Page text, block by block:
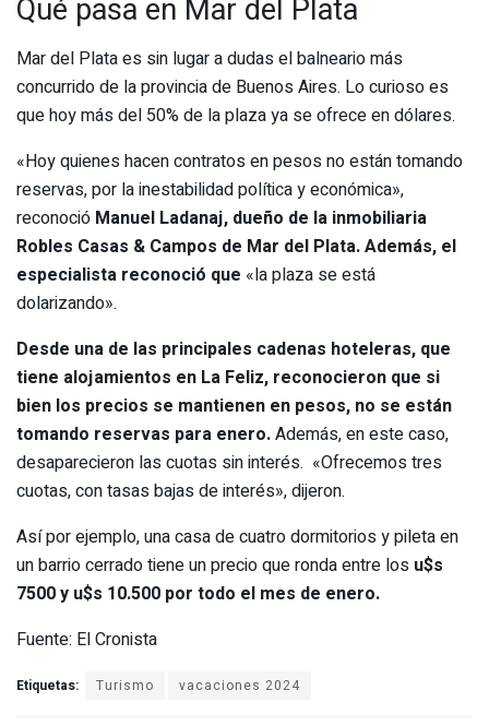
Qué pasa en Mar del Plata
Mar del Plata es sin lugar a dudas el balneario más
concurrido de la provincia de Buenos Aires. Lo curioso es
que hoy más del 50% de la plaza ya se ofrece en dólares.
«Hoy quienes hacen contratos en pesos no están tomando
reservas, por la inestabilidad política y económica»,
reconoció Manuel Ladanaj, dueño de la inmobiliaria
Robles Casas & Campos de Mar del Plata. Además, el
especialista reconoció que «la plaza se está
dolarizando».
Desde una de las principales cadenas hoteleras, que
tiene alojamientos en La Feliz, reconocieron que si
bien los precios se mantienen en pesos, no se están
tomando reservas para enero.Además, en este caso,
desaparecieron las cuotas sin interés. «Ofrecemos tres
cuotas, con tasas bajas de interés», dijeron.
Así por ejemplo, una casa de cuatro dormitorios y pileta en
un barrio cerrado tiene un precio que ronda entre los u$s
7500 y u$s 10.500 por todo el mes de enero.
Fuente: El Cronista
Etiquetas: Turismo vacaciones 2024